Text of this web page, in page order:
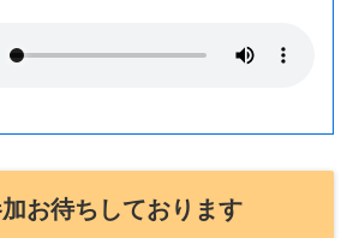
お待ちしております